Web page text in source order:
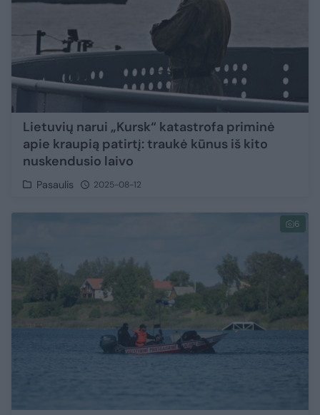
Lietuvių narui „Kursk“ katastrofa priminė
apie kraupią patirtį: traukė kūnus iš kito
nuskendusio laivo
Pasaulis 2025-08-12
6